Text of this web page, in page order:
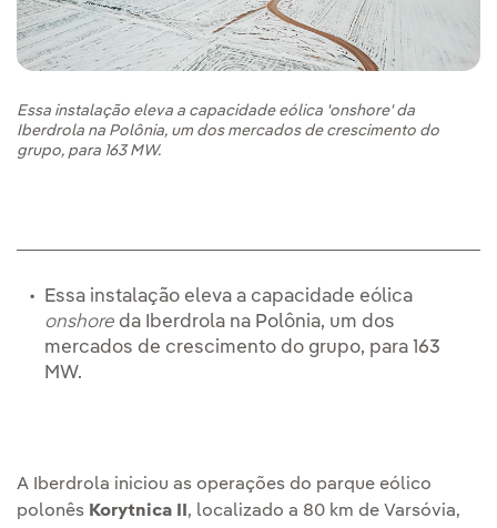
Essa instalação eleva a capacidade eólica 'onshore' da
Iberdrola na Polônia, um dos mercados de crescimento do
grupo, para 163 MW.
Essa instalação eleva a capacidade eólica
onshore da Iberdrola na Polônia, um dos
mercados de crescimento do grupo, para 163
MW.
A Iberdrola iniciou as operações do parque eólico
polonês Korytnica II , localizado a 80 km de Varsóvia,